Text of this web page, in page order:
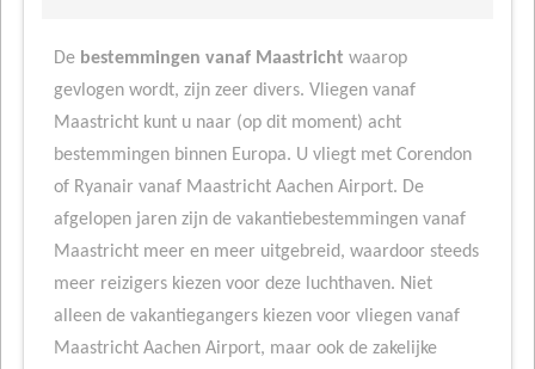
De bestemmingen vanaf Maastricht waarop
gevlogen wordt, zijn zeer divers. Vliegen vanaf
Maastricht kunt u naar (op dit moment) acht
bestemmingen binnen Europa. U vliegt met Corendon
of Ryanair vanaf Maastricht Aachen Airport. De
afgelopen jaren zijn de vakantiebestemmingen vanaf
Maastricht meer en meer uitgebreid, waardoor steeds
meer reizigers kiezen voor deze luchthaven. Niet
alleen de vakantiegangers kiezen voor vliegen vanaf
Maastricht Aachen Airport, maar ook de zakelijke